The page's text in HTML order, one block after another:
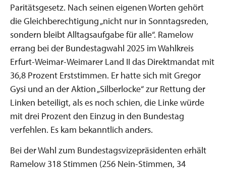
Paritätsgesetz. Nach seinen eigenen Worten gehört
die Gleichberechtigung „nicht nur in Sonntagsreden,
sondern bleibt Alltagsaufgabe für alle“. Ramelow
errang bei der Bundestagwahl 2025 im Wahlkreis
Erfurt-Weimar-Weimarer Land II das Direktmandat mit
36,8 Prozent Erststimmen. Er hatte sich mit Gregor
Gysi und an der Aktion „Silberlocke“ zur Rettung der
Linken beteiligt, als es noch schien, die Linke würde
mit drei Prozent den Einzug in den Bundestag
verfehlen. Es kam bekanntlich anders.
Bei der Wahl zum Bundestagsvizepräsidenten erhält
Ramelow 318 Stimmen (256 Nein-Stimmen, 34